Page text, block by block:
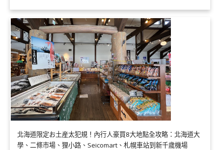
北海道限定お土産太犯規！內行人豪買8大地點全攻略：北海道大
學、二條市場、狸小路、Seicomart、札幌車站到新千歲機場